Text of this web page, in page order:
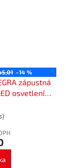
–14 %
zápustná
osvetlením,